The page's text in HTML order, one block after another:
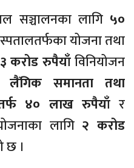
सञ्चालनका लागि ५०
योजना तथा
३ करोड रुपैयाँविनियोजन
लैंगिक समानता तथा
४० लाख रुपैयाँर
लागि २ करोड
छ ।